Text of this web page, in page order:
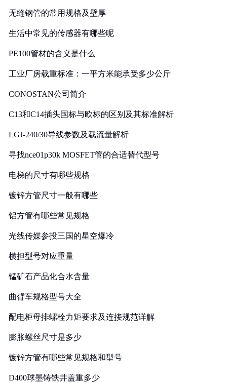
无缝钢管的常用规格及壁厚
生活中常见的传感器有哪些呢
PE100管材的含义是什么
工业厂房载重标准：一平方米能承受多少公斤
CONOSTAN公司简介
C13和C14插头国标与欧标的区别及其标准解析
LGJ-240/30导线参数及载流量解析
寻找nce01p30k MOSFET管的合适替代型号
电梯的尺寸有哪些规格
镀锌方管尺寸一般有哪些
铝方管有哪些常见规格
光线传媒参投三国的星空爆冷
横担型号对应重量
锰矿石产品化合水含量
曲臂车规格型号大全
配电柜母排螺栓力矩要求及连接规范详解
膨胀螺丝尺寸是多少
镀锌方管有哪些常见规格和型号
D400球墨铸铁井盖重多少